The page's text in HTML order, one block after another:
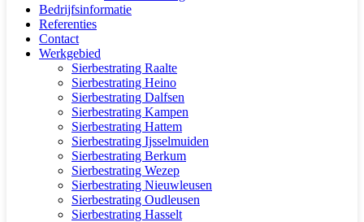
Bedrijfsinformatie
Referenties
Contact
Werkgebied
Sierbestrating Raalte
Sierbestrating Heino
Sierbestrating Dalfsen
Sierbestrating Kampen
Sierbestrating Hattem
Sierbestrating Ijsselmuiden
Sierbestrating Berkum
Sierbestrating Wezep
Sierbestrating Nieuwleusen
Sierbestrating Oudleusen
Sierbestrating Hasselt